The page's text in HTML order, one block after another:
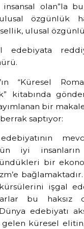
insansal olan”la
özgünlük
ulusal
edebiyata
“Küresel
kitabında
bir
saptıyor:
iyi insanların
bir
işgal
bu haksız
edebiyatı
küresel